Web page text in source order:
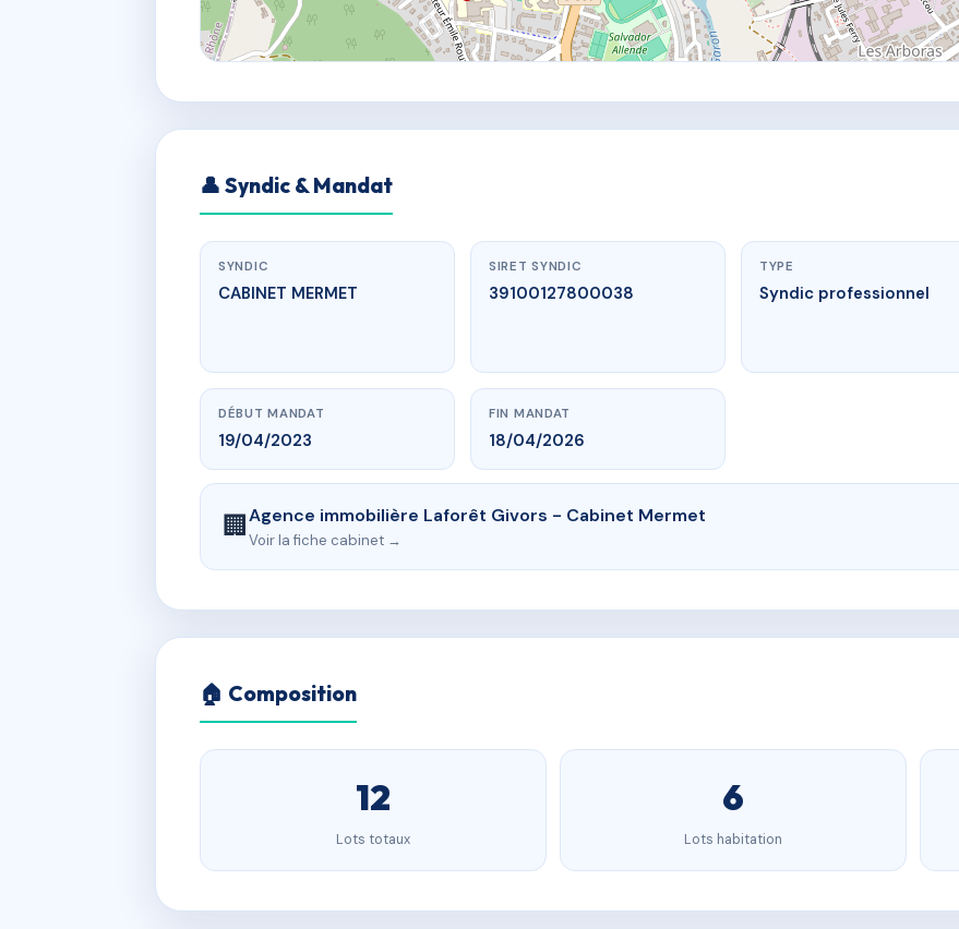
👤 Syndic & Mandat
SYNDIC
CABINET MERMET
SIRET SYNDIC
39100127800038
TYPE
Syndic professionnel
DÉBUT MANDAT
19/04/2023
FIN MANDAT
18/04/2026
🏢Agence immobilière Laforêt Givors - Cabinet Mermet
Voir la fiche cabinet →
🏠 Composition
12
Lots totaux
6
Lots habitation